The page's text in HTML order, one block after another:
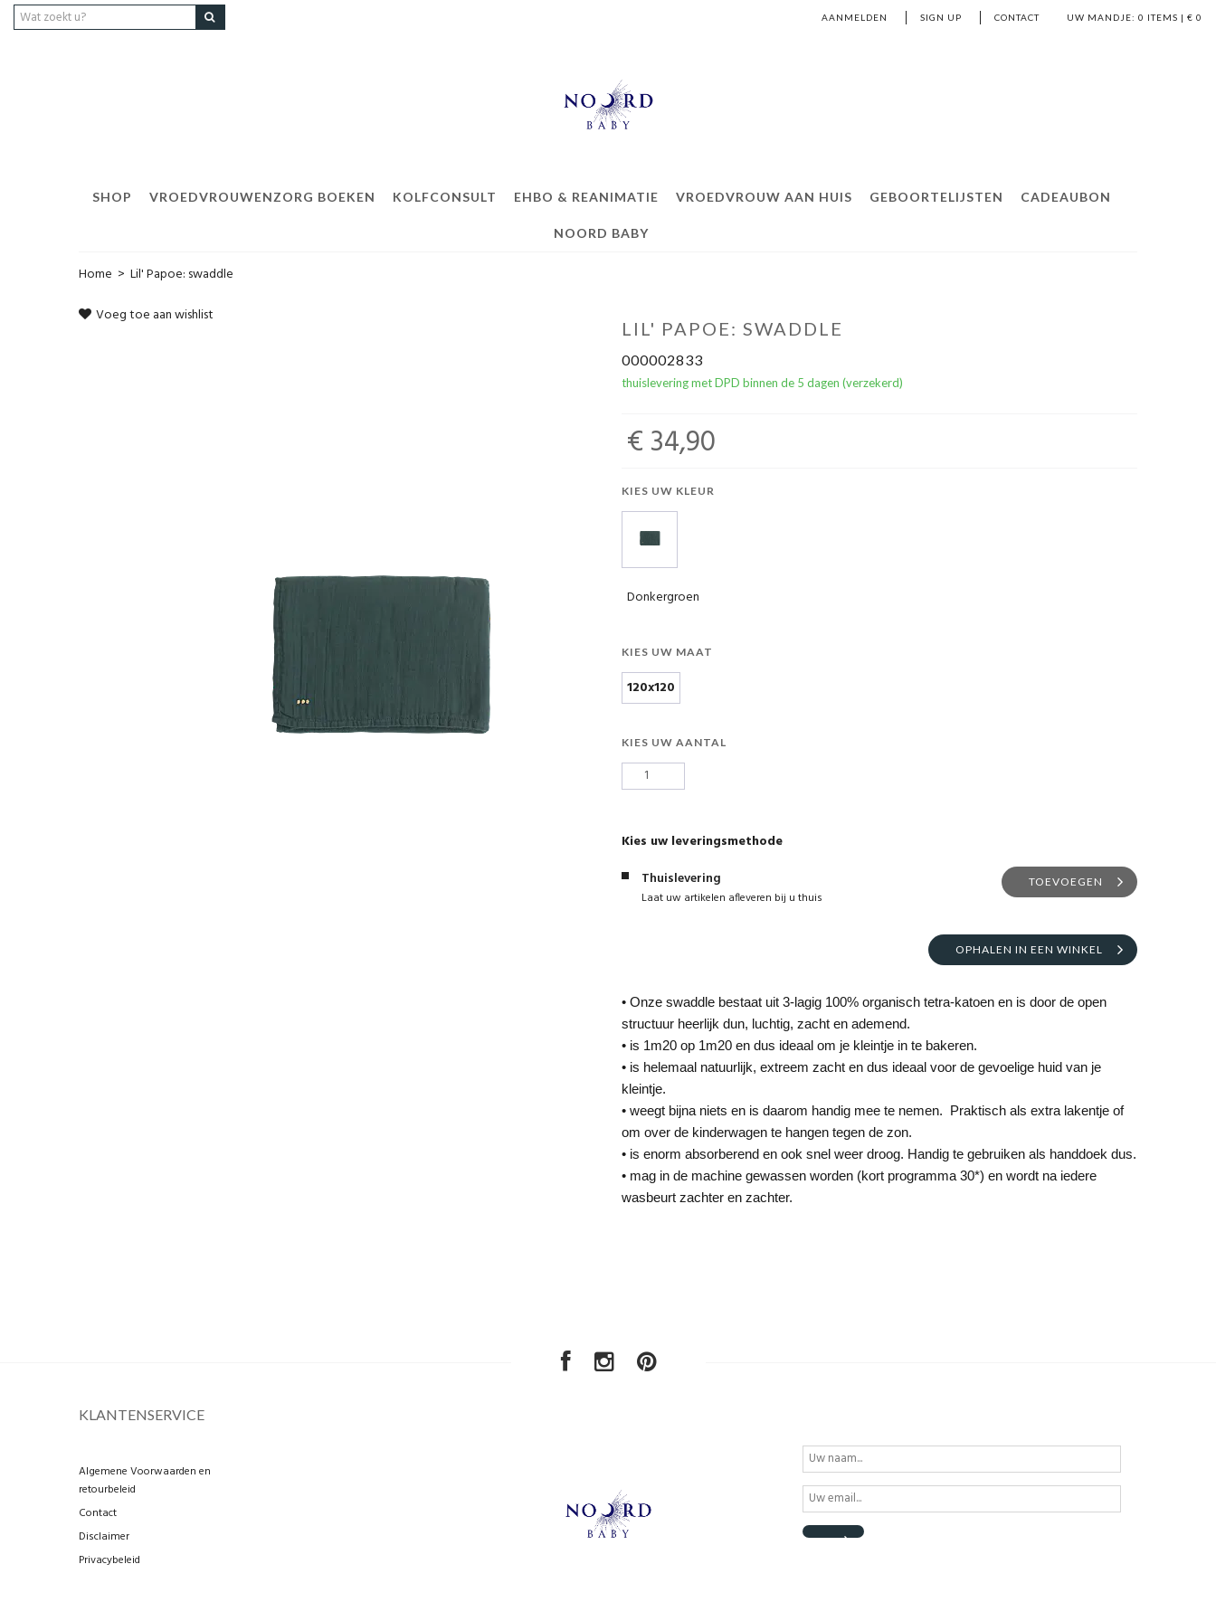
UW MANDJE: 0 ITEMS | € 0
AANMELDEN SIGN UP CONTACT
SHOP VROEDVROUWENZORG BOEKEN KOLFCONSULT EHBO & REANIMATIE VROEDVROUW AAN HUIS GEBOORTELIJSTEN CADEAUBON
NOORD BABY
Home > Lil' Papoe: swaddle
Voeg toe aan wishlist
LIL' PAPOE: SWADDLE
000002833
thuislevering met DPD binnen de 5 dagen (verzekerd)
€ 34,90
KIES UW KLEUR
Donkergroen
KIES UW MAAT
120x120
KIES UW AANTAL
Kies uw leveringsmethode
Thuislevering
Laat uw artikelen afleveren bij u thuis
TOEVOEGEN
OPHALEN IN EEN WINKEL
• Onze swaddle bestaat uit 3-lagig 100% organisch tetra-katoen en is door de open
structuur heerlijk dun, luchtig, zacht en ademend.
• is 1m20 op 1m20 en dus ideaal om je kleintje in te bakeren.
• is helemaal natuurlijk, extreem zacht en dus ideaal voor de gevoelige huid van je
kleintje.
• weegt bijna niets en is daarom handig mee te nemen. Praktisch als extra lakentje of
om over de kinderwagen te hangen tegen de zon.
• is enorm absorberend en ook snel weer droog. Handig te gebruiken als handdoek dus.
• mag in de machine gewassen worden (kort programma 30*) en wordt na iedere
wasbeurt zachter en zachter.
KLANTENSERVICE
Algemene Voorwaarden en
retourbeleid
Contact
Disclaimer
Privacybeleid